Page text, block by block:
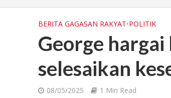
BERITA GAGASAN RAKYAT•POLITIK
George
selesaikan
08/05/2025 1 Min Read